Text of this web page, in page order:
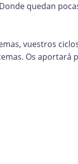
quedan
vuestros
Os aportará